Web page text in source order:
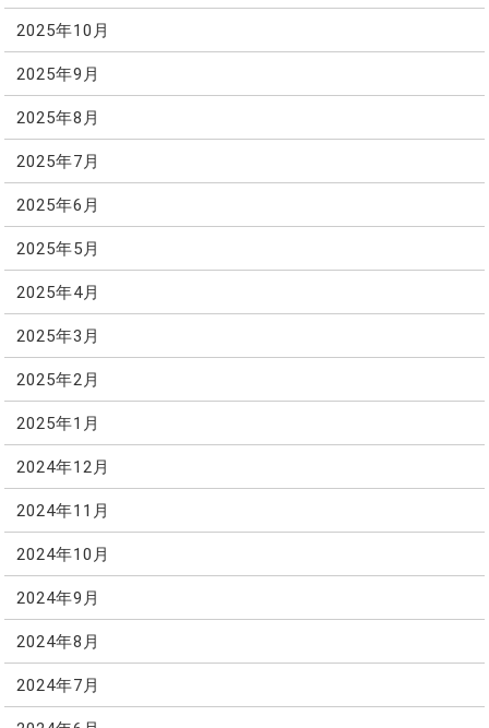
2025年10月
2025年9月
2025年8月
2025年7月
2025年6月
2025年5月
2025年4月
2025年3月
2025年2月
2025年1月
2024年12月
2024年11月
2024年10月
2024年9月
2024年8月
2024年7月